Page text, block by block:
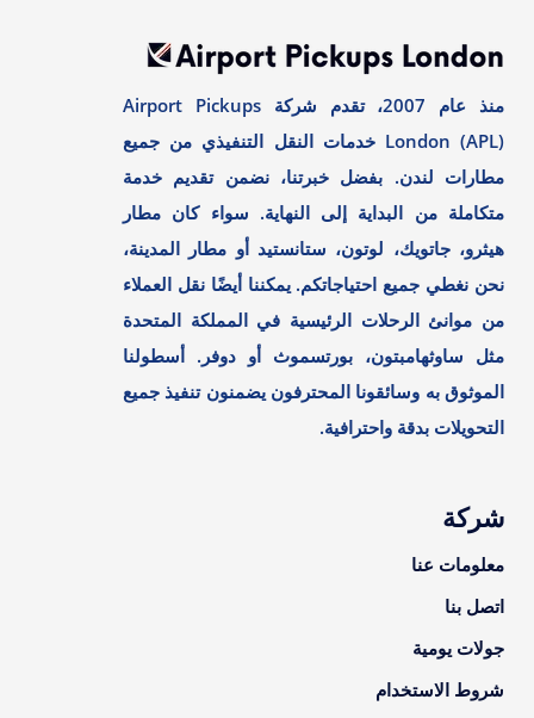
منذ عام 2007، تقدم شركة Airport Pickups
London (APL) خدمات النقل التنفيذي من جميع
مطارات لندن. بفضل خبرتنا، نضمن تقديم خدمة
متكاملة من البداية إلى النهاية. سواء كان مطار
هيثرو، جاتويك، لوتون، ستانستيد أو مطار المدينة،
نحن نغطي جميع احتياجاتكم. يمكننا أيضًا نقل العملاء
من موانئ الرحلات الرئيسية في المملكة المتحدة
مثل ساوثهامبتون، بورتسموث أو دوفر. أسطولنا
الموثوق به وسائقونا المحترفون يضمنون تنفيذ جميع
التحويلات بدقة واحترافية.
شركة
معلومات عنا
اتصل بنا
جولات يومية
شروط الاستخدام